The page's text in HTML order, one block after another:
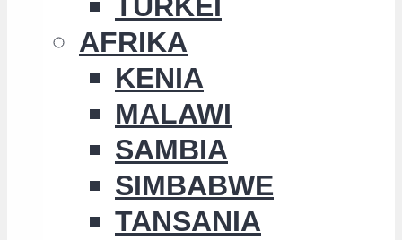
AFRIKA
KENIA
MALAWI
SAMBIA
SIMBABWE
TANSANIA